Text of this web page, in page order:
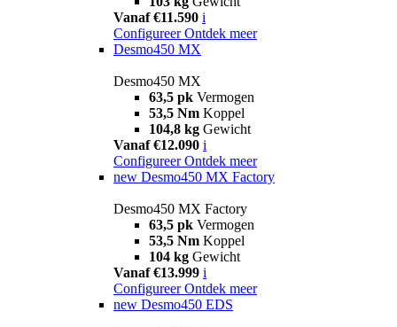
Vanaf €11.590 i
Configureer Ontdek meer
Desmo450 MX
Desmo450 MX
63,5 pk Vermogen
53,5 Nm Koppel
104,8 kg Gewicht
Vanaf €12.090 i
Configureer Ontdek meer
new Desmo450 MX Factory
Desmo450 MX Factory
63,5 pk Vermogen
53,5 Nm Koppel
104 kg Gewicht
Vanaf €13.999 i
Configureer Ontdek meer
new Desmo450 EDS